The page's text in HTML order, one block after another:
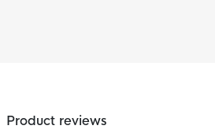
Product reviews